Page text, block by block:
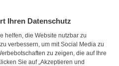
Ihren Datenschutz
helfen, die Website nutzbar zu
verbessern, um mit Social Media zu
zu zeigen, die auf Ihre
Sie auf „Akzeptieren und